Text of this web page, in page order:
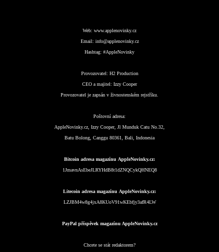
Web: www.applenovinky.cz
Email: info@applenovinky.cz
Hashtag: #AppleNovinky
Provozovatel: H2 Production
CEO a majitel: Izzy Cooper
Provozovatel je zapsán v živnostenském rejstříku.
Poštovní adresa:
AppleNovinky.cz, Izzy Cooper, Jl Munduk Catu No.32,
Batu Bolong, Canggu 80361, Bali, Indonesia
Bitcoin adresa magazínu AppleNovinky.cz:
1JmavnAsEbeJLRYHdB8t1dZNQCykQHNEQ8
Litecoin adresa magazínu AppleNovinky.cz:
LZJBM4w8g4jxA8KUoV91wKEbfjy3afR4LW
PayPal příspěvek magazínu AppleNovinky.cz
Chcete se stát redaktorem?